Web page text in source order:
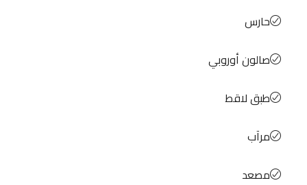
حارس
صالون أوروبي
طبق لاقط
مرآب
مصعد